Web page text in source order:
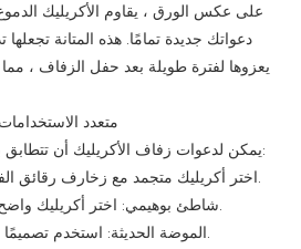
على عكس الورق ، يقاوم الأكريليك
دعواتك جديدة تمامًا. هذه المتانة
يعزوها لفترة طويلة بعد حفل الزفاف ،
4. متعدد
يمكن لدعوات زفاف الأكريليك أن تتطابق بسهولة مع أي موضوع زفاف:
Winter Wonderland: اختر أكريليك متجمد مع زخارف رقائق الفضة.
شاطئ بوهيمي: اختر أكريليك واضح مع تفاصيل الزهرة المجففة.
الموضة الحديثة: استخدم تصميمًا أنيقًا وواضحًا بخطوط بسيطة.